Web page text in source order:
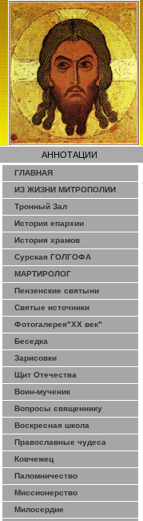
АННОТАЦИИ
ГЛАВНАЯ
ИЗ ЖИЗНИ МИТРОПОЛИИ
Тронный Зал
История епархии
История храмов
Сурская ГОЛГОФА
МАРТИРОЛОГ
Пензенские святыни
Святые источники
Фотогалерея"ХХ век"
Беседка
Зарисовки
Щит Отечества
Воин-мученик
Вопросы священнику
Воскресная школа
Православные чудеса
Ковчежец
Паломничество
Миссионерство
Милосердие